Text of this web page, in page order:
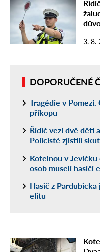
3. 8.
DOPORUČENÉ
Tragédie v
příkopu
Řidič vezl dvě děti
Policisté zjistili
Kotelnou v Jevíčku
osob museli hasiči
Hasič z
elitu